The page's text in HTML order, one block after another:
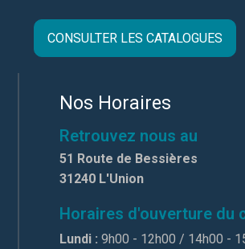
CONSULTER LES CATALOGUES
Nos Horaires
Retrouvez nous au
51 Route de Bessières
31240 L'Union
Horaires d'ouverture du
Lundi : 9h00 - 12h00 / 14h00 -